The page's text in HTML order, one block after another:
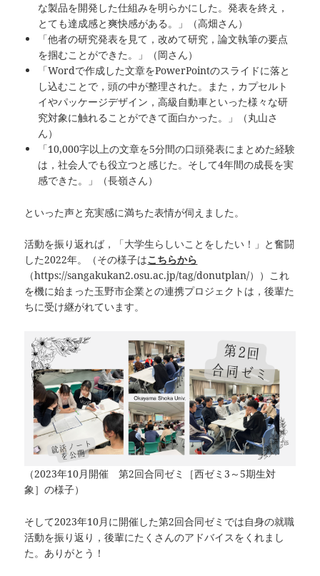
な製品を開発した仕組みを明らかにした。発表を終え，
とても達成感と爽快感がある。」（高畑さん）
「他者の研究発表を見て，改めて研究，論文執筆の要点
を掴むことができた。」（岡さん）
「Wordで作成した文章をPowerPointのスライドに落と
し込むことで，頭の中が整理された。また，カプセルト
イやパッケージデザイン，高級自動車といった様々な研
究対象に触れることができて面白かった。」（丸山さ
ん）
「10,000字以上の文章を5分間の口頭発表にまとめた経験
は，社会人でも役立つと感じた。そして4年間の成長を実
感できた。」（長嶺さん）
といった声と充実感に満ちた表情が伺えました。
活動を振り返れば，「大学生らしいことをしたい！」と奮闘
した2022年。（その様子はこちらから
（https://sangakukan2.osu.ac.jp/tag/donutplan/））これ
を機に始まった玉野市企業との連携プロジェクトは，後輩た
ちに受け継がれています。
（2023年10月開催 第2回合同ゼミ［西ゼミ3～5期生対
象］の様子）
そして2023年10月に開催した第2回合同ゼミでは自身の就職
活動を振り返り，後輩にたくさんのアドバイスをくれまし
た。ありがとう！